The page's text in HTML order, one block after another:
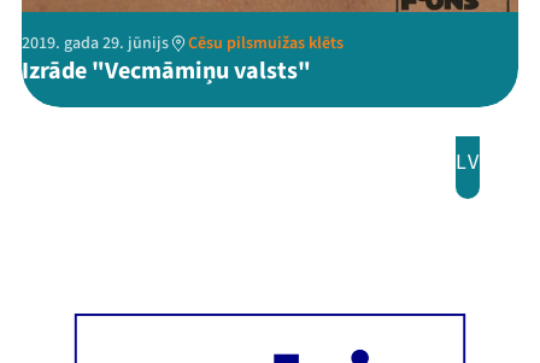
2019. gada 29. jūnijs Cēsu pilsmuižas klēts
Izrāde "Vecmāmiņu valsts"
LV